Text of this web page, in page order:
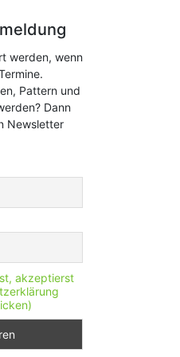
werden, wenn
Pattern und
Dann
Newsletter
akzeptierst